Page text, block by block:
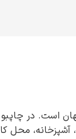
است. در
محل